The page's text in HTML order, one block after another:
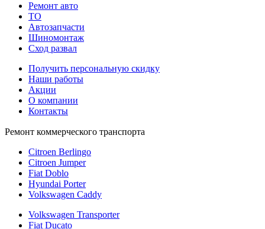
Ремонт авто
TO
Автозапчасти
Шиномонтаж
Сход развал
Получить персональную скидку
Наши работы
Акции
О компании
Контакты
Ремонт коммерческого транспорта
Citroen Berlingo
Citroen Jumper
Fiat Doblo
Hyundai Porter
Volkswagen Caddy
Volkswagen Transporter
Fiat Ducato